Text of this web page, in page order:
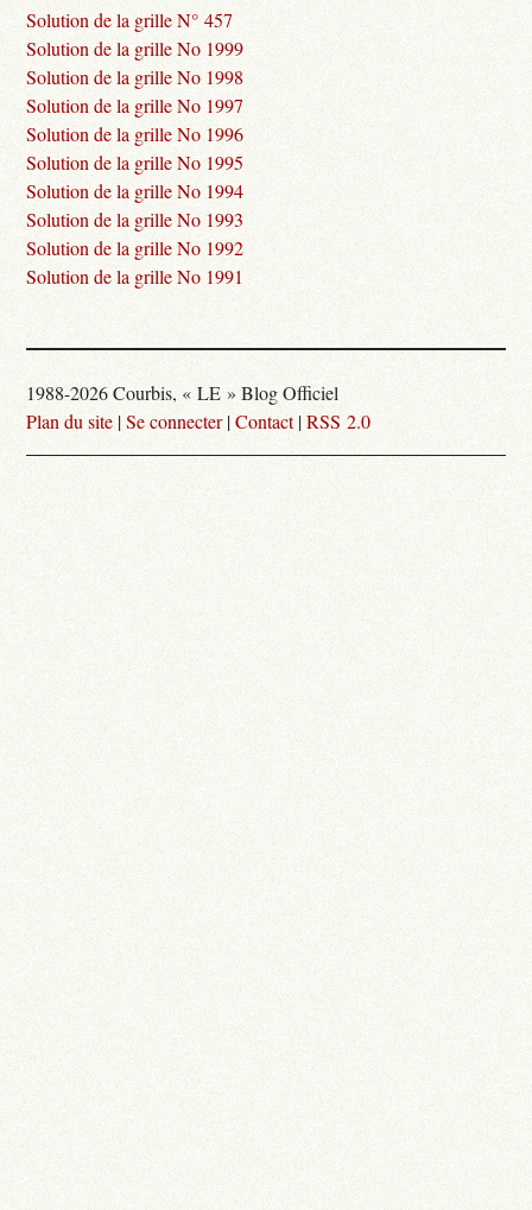
Solution de la grille N° 457
Solution de la grille No 1999
Solution de la grille No 1998
Solution de la grille No 1997
Solution de la grille No 1996
Solution de la grille No 1995
Solution de la grille No 1994
Solution de la grille No 1993
Solution de la grille No 1992
Solution de la grille No 1991
1988-2026 Courbis, « LE » Blog Officiel
Plan du site |Se connecter|Contact|RSS 2.0